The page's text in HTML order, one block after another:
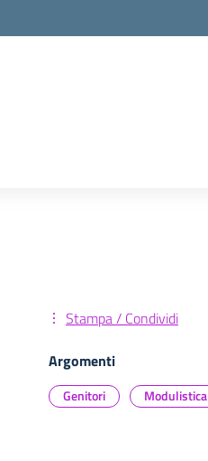
Stampa / Condividi
Argomenti
Genitori Modulistica